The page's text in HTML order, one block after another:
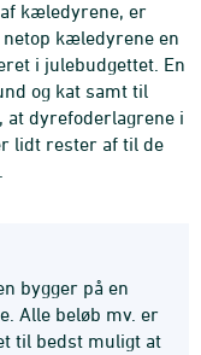
kæledyrene, er
kæledyrene en
i julebudgettet. En
og kat samt til
at dyrefoderlagrene i
lidt rester af til de
bygger på en
Alle beløb mv. er
til bedst muligt at